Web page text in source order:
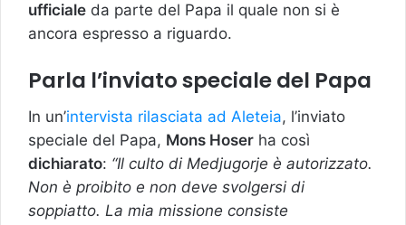
ufficiale da parte del Papa il quale non si è
ancora espresso a riguardo.
Parla l’inviato speciale del Papa
In un’intervista rilasciata ad Aleteia, l’inviato
speciale del Papa, Mons Hoser ha così
dichiarato: “Il culto di Medjugorje è autorizzato.
Non è proibito e non deve svolgersi di
soppiatto. La mia missione consiste